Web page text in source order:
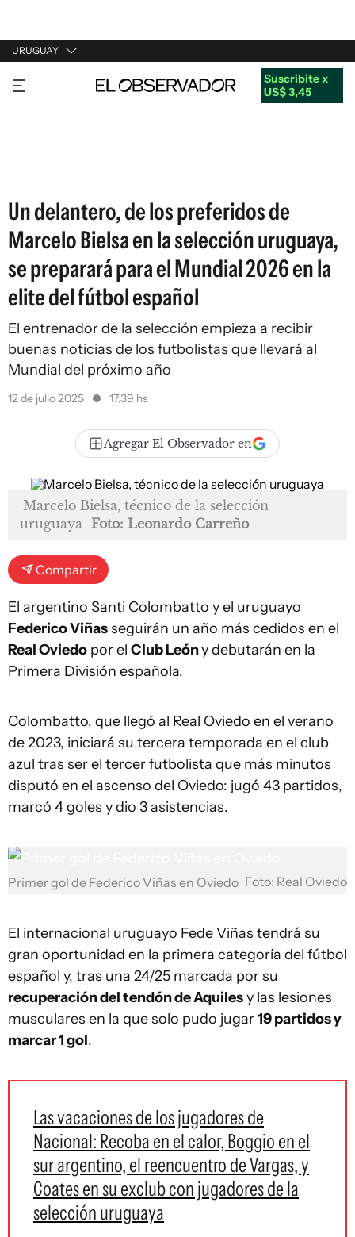
URUGUAY
URUGUAY
ARGENTINA
Suscribite x
US$ 3,45
Un delantero, de los preferidos de
Marcelo Bielsa en la selección uruguaya,
se preparará para el Mundial 2026 en la
elite del fútbol español
El entrenador de la selección empieza a recibir
buenas noticias de los futbolistas que llevará al
Mundial del próximo año
12 de julio 2025 17:39 hs
Agregar El Observador en
Marcelo Bielsa, técnico de la selección
uruguaya Foto: Leonardo Carreño
Compartir
El argentino Santi Colombatto y el uruguayo
Federico Viñasseguirán un año más cedidos en el
Real Oviedo por el Club Leóny debutarán en la
Primera División española.
Colombatto, que llegó al Real Oviedo en el verano
de 2023, iniciará su tercera temporada en el club
azul tras ser el tercer futbolista que más minutos
disputó en el ascenso del Oviedo: jugó 43 partidos,
marcó 4 goles y dio 3 asistencias.
Primer gol de Federico Viñas en Oviedo Foto: Real Oviedo
El internacional uruguayo Fede Viñas tendrá su
gran oportunidad en la primera categoría del fútbol
español y, tras una 24/25 marcada por su
recuperación del tendón de Aquilesy las lesiones
musculares en la que solo pudo jugar19 partidos y
marcar 1 gol.
Las vacaciones de los jugadores de
Nacional: Recoba en el calor, Boggio en el
sur argentino, el reencuentro de Vargas, y
Coates en su exclub con jugadores de la
selección uruguaya